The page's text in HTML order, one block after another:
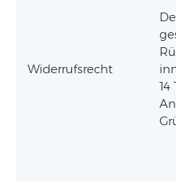
Widerrufsrecht
14